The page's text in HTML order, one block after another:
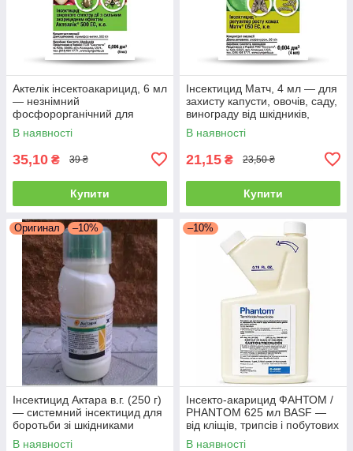
Актелік інсектоакарицид, 6 мл
— незнімний
фосфорорганічний для
знищення шкідників,
Syngenta
В наявності
35,10 ₴ 39 ₴
Купити
Інсектицид Матч, 4 мл — для
захисту капусти, овочів, саду,
винограду від шкідників,
В наявності
21,15 ₴ 23,50 ₴
Купити
Оригинал –10%
Інсектицид Актара в.г. (250 г)
— системний інсектицид для
боротьби зі шкідниками
овочів і саду
В наявності
–10%
Інсекто-акарицид ФАНТОМ /
PHANTOM 625 мл BASF —
від кліщів, трипсів і побутових
шкідників
В наявності